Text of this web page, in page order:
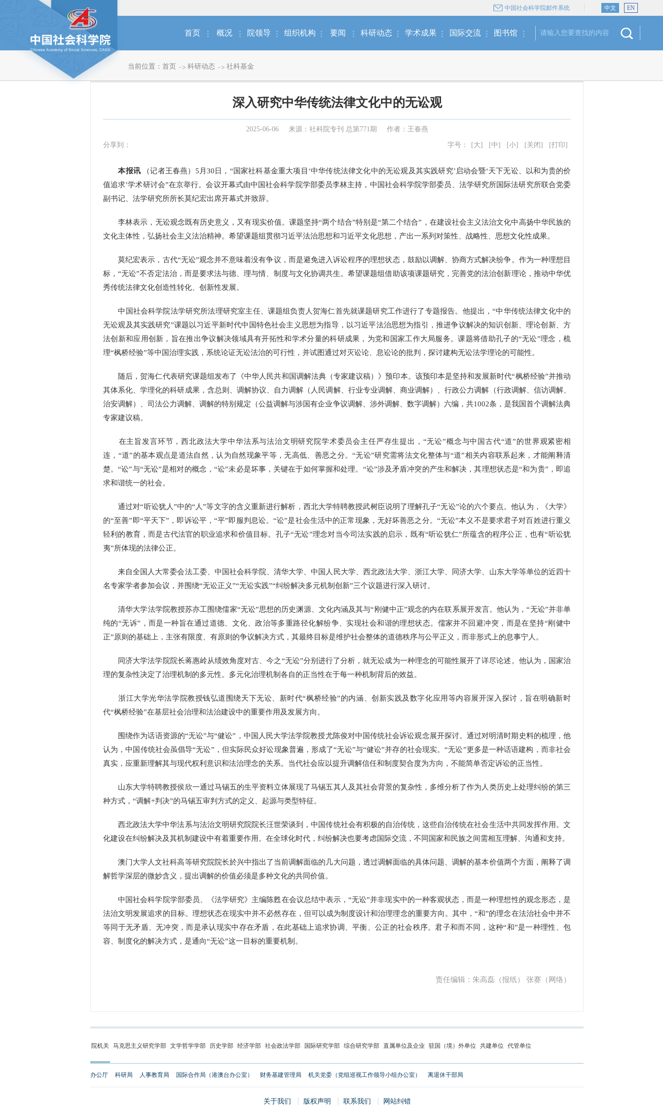
中国社会科学院邮件系统 中文 EN
首页 概况 院领导 组织机构 要闻 科研动态 学术成果 国际交流 图书馆
当前位置： 首页 科研动态 社科基金
深入研究中华传统法律文化中的无讼观
2025-06-06 来源：社科院专刊 总第771期 作者：王春燕
分享到： 字号： [大] [中] [小] [关闭] [打印]
本报讯 （记者王春燕）5月30日，“国家社科基金重大项目‘中华传统法律文化中的无讼观及其实践研究’启动会暨‘天下无讼、以和为贵的价
值追求’学术研讨会”在京举行。会议开幕式由中国社会科学院学部委员李林主持，中国社会科学院学部委员、法学研究所国际法研究所联合党委
副书记、法学研究所所长莫纪宏出席开幕式并致辞。
李林表示，无讼观念既有历史意义，又有现实价值。课题坚持“两个结合”特别是“第二个结合”，在建设社会主义法治文化中高扬中华民族的
文化主体性，弘扬社会主义法治精神。希望课题组贯彻习近平法治思想和习近平文化思想，产出一系列对策性、战略性、思想文化性成果。
莫纪宏表示，古代“无讼”观念并不意味着没有争议，而是避免进入诉讼程序的理想状态，鼓励以调解、协商方式解决纷争。作为一种理想目
标，“无讼”不否定法治，而是要求法与德、理与情、制度与文化协调共生。希望课题组借助该项课题研究，完善党的法治创新理论，推动中华优
秀传统法律文化创造性转化、创新性发展。
中国社会科学院法学研究所法理研究室主任、课题组负责人贺海仁首先就课题研究工作进行了专题报告。他提出，“中华传统法律文化中的
无讼观及其实践研究”课题以习近平新时代中国特色社会主义思想为指导，以习近平法治思想为指引，推进争议解决的知识创新、理论创新、方
法创新和应用创新，旨在推出争议解决领域具有开拓性和学术分量的科研成果，为党和国家工作大局服务。课题将借助孔子的“无讼”理念，梳
理“枫桥经验”等中国治理实践，系统论证无讼法治的可行性，并试图通过对灭讼论、息讼论的批判，探讨建构无讼法学理论的可能性。
随后，贺海仁代表研究课题组发布了《中华人民共和国调解法典（专家建议稿）》预印本。该预印本是坚持和发展新时代“枫桥经验”并推动
其体系化、学理化的科研成果，含总则、调解协议、自力调解（人民调解、行业专业调解、商业调解）、行政公力调解（行政调解、信访调解、
治安调解）、司法公力调解、调解的特别规定（公益调解与涉国有企业争议调解、涉外调解、数字调解）六编，共1002条，是我国首个调解法典
专家建议稿。
在主旨发言环节，西北政法大学中华法系与法治文明研究院学术委员会主任严存生提出，“无讼”概念与中国古代“道”的世界观紧密相
连，“道”的基本观点是道法自然，认为自然现象平等，无高低、善恶之分。“无讼”研究需将法文化整体与“道”相关内容联系起来，才能阐释清
楚。“讼”与“无讼”是相对的概念，“讼”未必是坏事，关键在于如何掌握和处理。“讼”涉及矛盾冲突的产生和解决，其理想状态是“和为贵”，即追
求和谐统一的社会。
通过对“听讼犹人”中的“人”等文字的含义重新进行解析，西北大学特聘教授武树臣说明了理解孔子“无讼”论的六个要点。他认为，《大学》
的“至善”即“平天下”，即诉讼平，“平”即服判息讼。“讼”是社会生活中的正常现象，无好坏善恶之分。“无讼”本义不是要求君子对百姓进行重义
轻利的教育，而是古代法官的职业追求和价值目标。孔子“无讼”理念对当今司法实践的启示，既有“听讼犹仁”所蕴含的程序公正，也有“听讼犹
夷”所体现的法律公正。
来自全国人大常委会法工委、中国社会科学院、清华大学、中国人民大学、西北政法大学、浙江大学、同济大学、山东大学等单位的近四十
名专家学者参加会议，并围绕“无讼正义”“无讼实践”“纠纷解决多元机制创新”三个议题进行深入研讨。
清华大学法学院教授苏亦工围绕儒家“无讼”思想的历史渊源、文化内涵及其与“刚健中正”观念的内在联系展开发言。他认为，“无讼”并非单
纯的“无诉”，而是一种旨在通过道德、文化、政治等多重路径化解纷争、实现社会和谐的理想状态。儒家并不回避冲突，而是在坚持“刚健中
正”原则的基础上，主张有限度、有原则的争议解决方式，其最终目标是维护社会整体的道德秩序与公平正义，而非形式上的息事宁人。
同济大学法学院院长蒋惠岭从绩效角度对古、今之“无讼”分别进行了分析，就无讼成为一种理念的可能性展开了详尽论述。他认为，国家治
理的复杂性决定了治理机制的多元性。多元化治理机制各自的正当性在于每一种机制背后的效益。
浙江大学光华法学院教授钱弘道围绕天下无讼、新时代“枫桥经验”的内涵、创新实践及数字化应用等内容展开深入探讨，旨在明确新时
代“枫桥经验”在基层社会治理和法治建设中的重要作用及发展方向。
围绕作为话语资源的“无讼”与“健讼”，中国人民大学法学院教授尤陈俊对中国传统社会诉讼观念展开探讨。通过对明清时期史料的梳理，他
认为，中国传统社会虽倡导“无讼”，但实际民众好讼现象普遍，形成了“无讼”与“健讼”并存的社会现实。“无讼”更多是一种话语建构，而非社会
真实，应重新理解其与现代权利意识和法治理念的关系。当代社会应以提升调解信任和制度契合度为方向，不能简单否定诉讼的正当性。
山东大学特聘教授侯欣一通过马锡五的生平资料立体展现了马锡五其人及其社会背景的复杂性，多维分析了作为人类历史上处理纠纷的第三
种方式，“调解+判决”的马锡五审判方式的定义、起源与类型特征。
西北政法大学中华法系与法治文明研究院院长汪世荣谈到，中国传统社会有积极的自治传统，这些自治传统在社会生活中共同发挥作用。文
化建设在纠纷解决及其机制建设中有着重要作用。在全球化时代，纠纷解决也要考虑国际交流，不同国家和民族之间需相互理解、沟通和支持。
澳门大学人文社科高等研究院院长於兴中指出了当前调解面临的几大问题，透过调解面临的具体问题、调解的基本价值两个方面，阐释了调
解哲学深层的微妙含义，提出调解的价值必须是多种文化的共同价值。
中国社会科学院学部委员、《法学研究》主编陈甦在会议总结中表示，“无讼”并非现实中的一种客观状态，而是一种理想性的观念形态，是
法治文明发展追求的目标。理想状态在现实中并不必然存在，但可以成为制度设计和治理理念的重要方向。其中，“和”的理念在法治社会中并不
等同于无矛盾、无冲突，而是承认现实中存在矛盾，在此基础上追求协调、平衡、公正的社会秩序。君子和而不同，这种“和”是一种理性、包
容、制度化的解决方式，是通向“无讼”这一目标的重要机制。
责任编辑：朱高磊（报纸） 张赛（网络）
院机关 马克思主义研究学部 文学哲学学部 历史学部 经济学部 社会政法学部 国际研究学部 综合研究学部 直属单位及企业 驻国（境）外单位 共建单位 代管单位
办公厅 科研局 人事教育局 国际合作局（港澳台办公室） 财务基建管理局 机关党委（党组巡视工作领导小组办公室） 离退休干部局
关于我们 版权声明 联系我们 网站纠错